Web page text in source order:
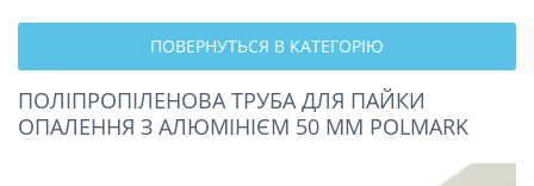
ПОВЕРНУТЬСЯ В КАТЕГОРІЮ
ПОЛІПРОПІЛЕНОВА ТРУБА ДЛЯ ПАЙКИ
ОПАЛЕННЯ З АЛЮМІНІЄМ 50 ММ POLMARK